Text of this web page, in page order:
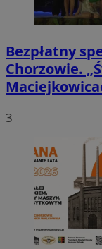
Bezpłatny
Chorzowie.
3